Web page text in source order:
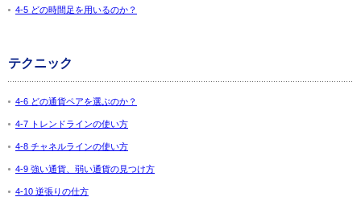
4-5 どの時間足を用いるのか？
テクニック
4-6 どの通貨ペアを選ぶのか？
4-7 トレンドラインの使い方
4-8 チャネルラインの使い方
4-9 強い通貨、弱い通貨の見つけ方
4-10 逆張りの仕方